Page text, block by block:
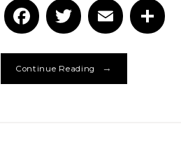
Facebook
Twitter
Email
Continue Reading →